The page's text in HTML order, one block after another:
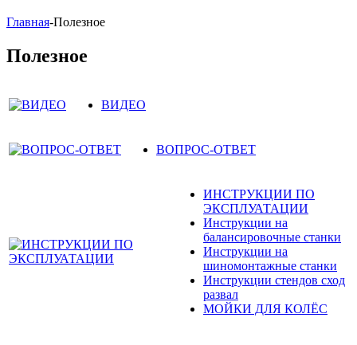
Главная-Полезное
Полезное
ВИДЕО
ВОПРОС-ОТВЕТ
ИНСТРУКЦИИ ПО
ЭКСПЛУАТАЦИИ
Инструкции на
балансировочные станки
Инструкции на
шиномонтажные станки
Инструкции стендов сход
развал
МОЙКИ ДЛЯ КОЛЁС